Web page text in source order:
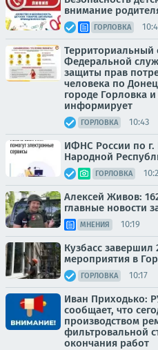
внимание
ГОРЛОВКА
Территориальный
Федеральной
защиты прав
человека по
городе Горловка
информирует
ГОРЛОВКА 10:43
ИФНС России по г.
Народной
ГОРЛОВКА
Алексей Живов:
главные новости
МНЕНИЯ 10:19
Кузбасс завершил
мероприятия в
ГОРЛОВКА 10:17
Иван Приходько:
сообщает, что
производством
фильтровальной
окончания работ